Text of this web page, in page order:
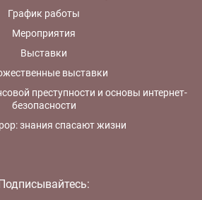
График работы
Мероприятия
Выставки
выставки
преступности и основы интернет-
безопасности
знания спасают жизни